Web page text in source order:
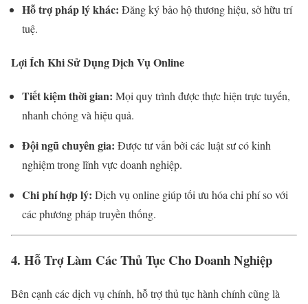
Hỗ trợ pháp lý khác: Đăng ký bảo hộ thương hiệu, sở hữu trí
tuệ.
Lợi Ích Khi Sử Dụng Dịch Vụ Online
Tiết kiệm thời gian: Mọi quy trình được thực hiện trực tuyến,
nhanh chóng và hiệu quả.
Đội ngũ chuyên gia: Được tư vấn bởi các luật sư có kinh
nghiệm trong lĩnh vực doanh nghiệp.
Chi phí hợp lý: Dịch vụ online giúp tối ưu hóa chi phí so với
các phương pháp truyền thống.
4. Hỗ Trợ Làm Các Thủ Tục Cho Doanh Nghiệp
Bên cạnh các dịch vụ chính, hỗ trợ thủ tục hành chính cũng là